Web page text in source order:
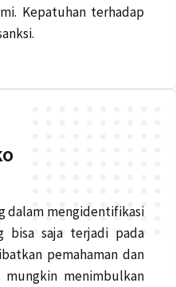
Kepatuhan terhadap
dalam mengidentifikasi
bisa saja terjadi pada
pemahaman dan
menimbulkan